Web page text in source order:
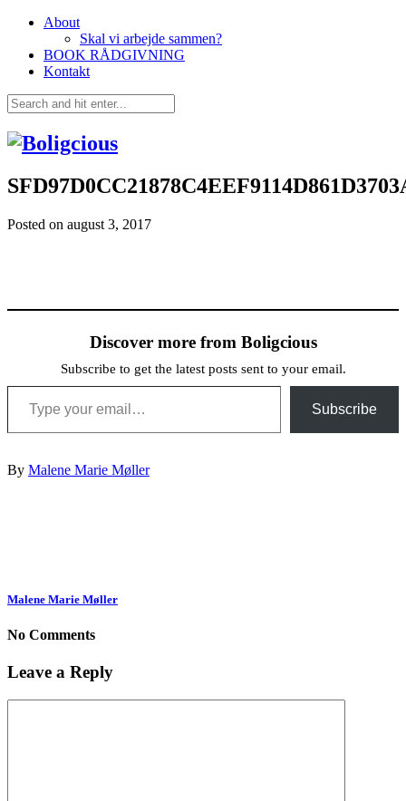
About
Skal vi arbejde sammen?
BOOK RÅDGIVNING
Kontakt
Posted on august 3, 2017
Discover more from Boligcious
Subscribe to get the latest posts sent to your email.
Type your email…
Subscribe
By Malene Marie Møller
Malene Marie Møller
No Comments
Leave a Reply